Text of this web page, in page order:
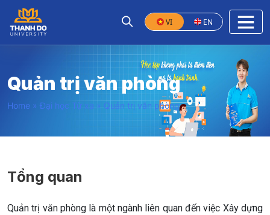
VI EN
Quản trị văn phòng
Home » Đại học Từ xa » Quản trị văn phòng
Tổng quan
Quản trị văn phòng là một ngành liên quan đến việc Xây dựng